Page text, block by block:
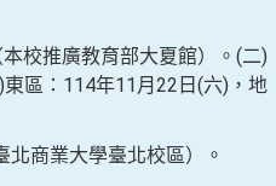
校推廣教育部大夏館）。(二)
區：114年11月22日(六)，地
商業大學臺北校區）。